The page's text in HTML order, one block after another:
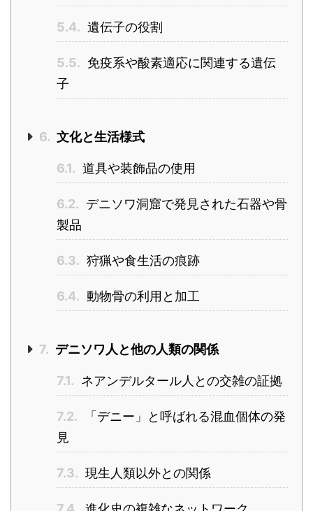
5.4. 遺伝子の役割
5.5. 免疫系や酸素適応に関連する遺伝
子
6. 文化と生活様式
6.1. 道具や装飾品の使用
6.2. デニソワ洞窟で発見された石器や骨
製品
6.3. 狩猟や食生活の痕跡
6.4. 動物骨の利用と加工
7. デニソワ人と他の人類の関係
7.1. ネアンデルタール人との交雑の証拠
7.2.
「デニー」と呼ばれる混血個体の発
見
7.3. 現生人類以外との関係